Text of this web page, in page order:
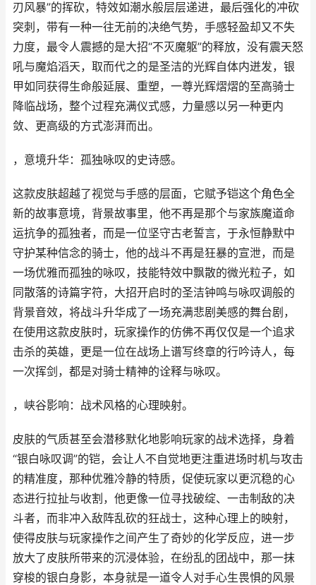
刃风暴”的挥砍，特效如潮水般层层递进，最后强化的冲砍
突刺，带有一种一往无前的决绝气势，手感轻盈却又不失
力度，最令人震撼的是大招“不灭魔躯”的释放，没有震天怒
吼与魔焰滔天，取而代之的是圣洁的光辉自体内迸发，银
甲如同获得生命般延展、重塑，一尊光辉熠熠的至高骑士
降临战场，整个过程充满仪式感，力量感以另一种更内
敛、更高级的方式澎湃而出。
，意境升华：孤独咏叹的史诗感。
这款皮肤超越了视觉与手感的层面，它赋予铠这个角色全
新的故事意境，背景故事里，他不再是那个与家族魔道命
运抗争的孤独者，而是一位坚守古老誓言，于永恒静默中
守护某种信念的骑士，他的战斗不再是狂暴的宣泄，而是
一场优雅而孤独的咏叹，技能特效中飘散的微光粒子，如
同散落的诗篇字符，大招开启时的圣洁钟鸣与咏叹调般的
背景音效，将战斗升华成了一场充满悲剧美感的舞台剧，
在使用这款皮肤时，玩家操作的仿佛不再仅仅是一个追求
击杀的英雄，更是一位在战场上谱写终章的行吟诗人，每
一次挥剑，都是对骑士精神的诠释与咏叹。
，峡谷影响：战术风格的心理映射。
皮肤的气质甚至会潜移默化地影响玩家的战术选择，身着
“银白咏叹调”的铠，会让人不自觉地更注重进场时机与攻击
的精准度，那种优雅冷静的特质，促使玩家以更沉稳的心
态进行拉扯与收割，他更像一位寻找破绽、一击制敌的决
斗者，而非冲入敌阵乱砍的狂战士，这种心理上的映射，
使得皮肤与玩家操作之间产生了奇妙的化学反应，进一步
放大了皮肤所带来的沉浸体验，在纷乱的团战中，那一抹
穿梭的银白身影，本身就是一道令人对手心生畏惧的风景